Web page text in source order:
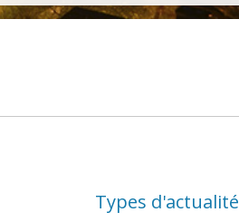
Types d'actualité